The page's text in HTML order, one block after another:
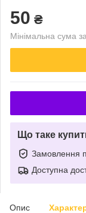
50 ₴
Мінімальна сума
Що таке
Замовлення
Доступна
Опис